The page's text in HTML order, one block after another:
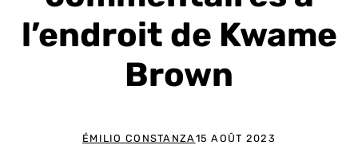
l’endroit de Kwame
Brown
ÉMILIO CONSTANZA15 AOÛT 2023